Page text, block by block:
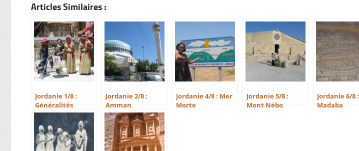
Articles Similaires :
Jordanie 1/8 :
Généralités
Jordanie 2/8 :
Amman
Jordanie 4/8 : Mer
Morte
Jordanie 5/8 :
Mont Nébo
Jordanie 6/8 :
Madaba